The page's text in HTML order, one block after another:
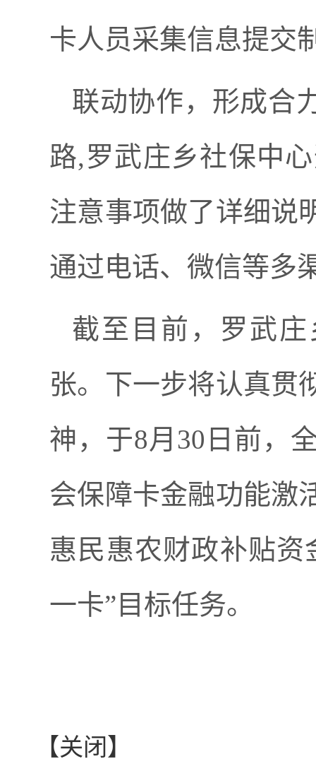
卡人员采集信息提交
联动协作，形成合
路,罗武庄乡社保中
注意事项做了详细说
通过电话、微信等多
截至目前，罗武
张。下一步将认真贯
神，于8月30日前，
会保障卡金融功能激
惠民惠农财政补贴资
一卡”目标任务。
【关闭】